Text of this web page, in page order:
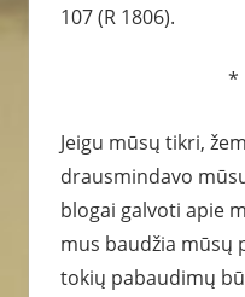
107 (R 1806).
Jeigu mūsų tikri,
drausmindavo
blogai galvoti apie
mus baudžia mūsų
tokių pabaudimų